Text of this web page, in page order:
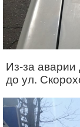
Из-за аварии
до ул.